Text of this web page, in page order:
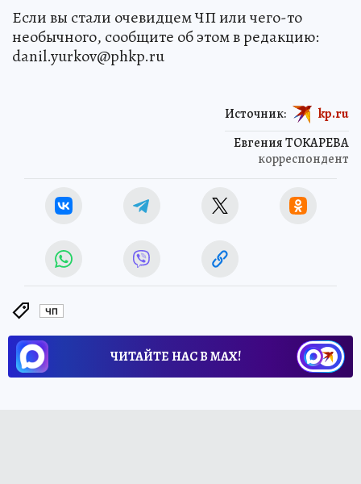
Если вы стали очевидцем ЧП или чего-то
необычного, сообщите об этом в редакцию:
danil.yurkov@phkp.ru
Евгения ТОКАРЕВА
корреспондент
Источник: kp.ru
ЧП
ЧИТАЙТЕ НАС В МАХ!